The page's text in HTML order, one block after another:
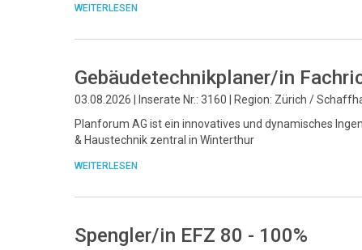
WEITERLESEN
Gebäudetechnikplaner/in
03.08.2026 | Inserate Nr.: 3160 | Region: Zürich /
Planforum AG ist ein innovatives und dynamisches
& Haustechnik zentral in Winterthur
WEITERLESEN
Spengler/in EFZ 80 - 100%